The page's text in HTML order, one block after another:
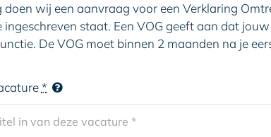
wij een aanvraag voor een Verklaring
staat. Een VOG geeft aan dat
De VOG moet binnen 2 maanden na je
*